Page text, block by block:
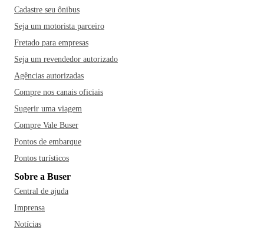
Cadastre seu ônibus
Seja um motorista parceiro
Fretado para empresas
Seja um revendedor autorizado
Agências autorizadas
Compre nos canais oficiais
Sugerir uma viagem
Compre Vale Buser
Pontos de embarque
Pontos turísticos
Sobre a Buser
Central de ajuda
Imprensa
Notícias